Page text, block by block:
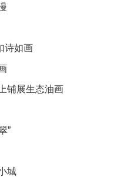
诗如画
铺展生态油画
”
城